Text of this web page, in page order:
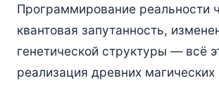
Программирование реальности
квантовая запутанность,
генетической структуры — всё
реализация древних магических